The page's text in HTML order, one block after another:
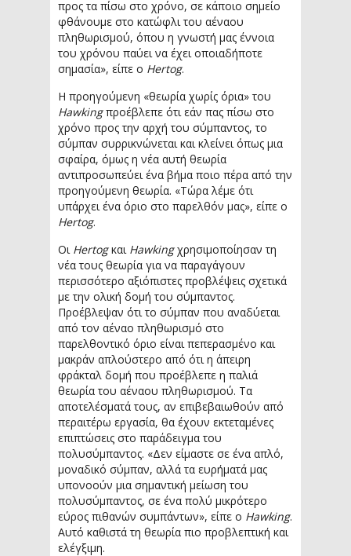
προς τα πίσω στο χρόνο, σε κάποιο σημείο
φθάνουμε στο κατώφλι του αέναου
πληθωρισμού, όπου η γνωστή μας έννοια
του χρόνου παύει να έχει οποιαδήποτε
σημασία», είπε ο Hertog.
Η προηγούμενη «θεωρία χωρίς όρια» του
Hawkingπροέβλεπε ότι εάν πας πίσω στο
χρόνο προς την αρχή του σύμπαντος, το
σύμπαν συρρικνώνεται και κλείνει όπως μια
σφαίρα, όμως η νέα αυτή θεωρία
αντιπροσωπεύει ένα βήμα ποιο πέρα από την
προηγούμενη θεωρία. «Τώρα λέμε ότι
υπάρχει ένα όριο στο παρελθόν μας», είπε ο
Hertog.
Οι Hertogκαι Hawkingχρησιμοποίησαν τη
νέα τους θεωρία για να παραγάγουν
περισσότερο αξιόπιστες προβλέψεις σχετικά
με την ολική δομή του σύμπαντος.
Προέβλεψαν ότι το σύμπαν που αναδύεται
από τον αέναο πληθωρισμό στο
παρελθοντικό όριο είναι πεπερασμένο και
μακράν απλούστερο από ότι η άπειρη
φράκταλ δομή που προέβλεπε η παλιά
θεωρία του αέναου πληθωρισμού. Τα
αποτελέσματά τους, αν επιβεβαιωθούν από
περαιτέρω εργασία, θα έχουν εκτεταμένες
επιπτώσεις στο παράδειγμα του
πολυσύμπαντος. «Δεν είμαστε σε ένα απλό,
μοναδικό σύμπαν, αλλά τα ευρήματά μας
υπονοούν μια σημαντική μείωση του
πολυσύμπαντος, σε ένα πολύ μικρότερο
εύρος πιθανών συμπάντων», είπε ο Hawking.
Αυτό καθιστά τη θεωρία πιο προβλεπτική και
ελέγξιμη.